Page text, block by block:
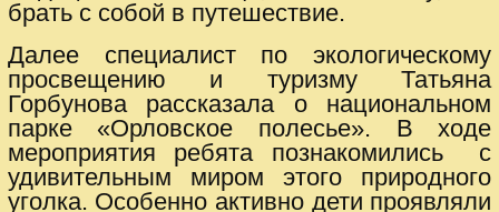
брать с собой в путешествие.
Далее специалист по экологическому
просвещению и туризму Татьяна
Горбунова рассказала о национальном
парке «Орловское полесье». В ходе
мероприятия ребята познакомились с
удивительным миром этого природного
уголка. Особенно активно дети проявляли